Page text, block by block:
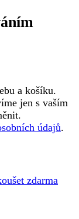
a košíku.
jen s vaším
údajů.
zdarma